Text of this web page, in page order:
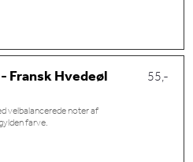
Fransk Hvedeøl 55,-
velbalancerede noter af
farve.